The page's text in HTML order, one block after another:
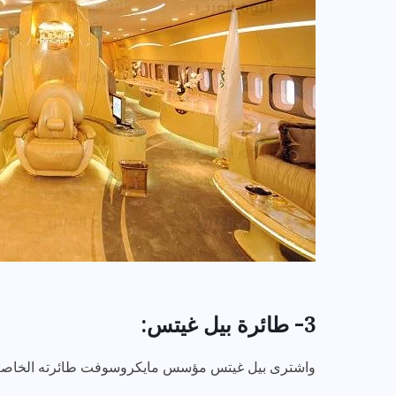
3- طائرة بيل غيتس:
واشترى بيل غيتس مؤسس مايكروسوفت طائرته الخاصة بـ 45 مليون